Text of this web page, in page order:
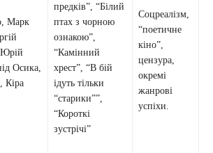
Марк
Осика,
Кіра
предків”, “Білий
птах з чорною
ознакою”,
“Камінний
хрест”, “В бій
ідуть тільки
“старики””,
“Короткі
зустрічі”
Соцреалізм,
“поетичне
кіно”,
цензура,
окремі
жанрові
успіхи.